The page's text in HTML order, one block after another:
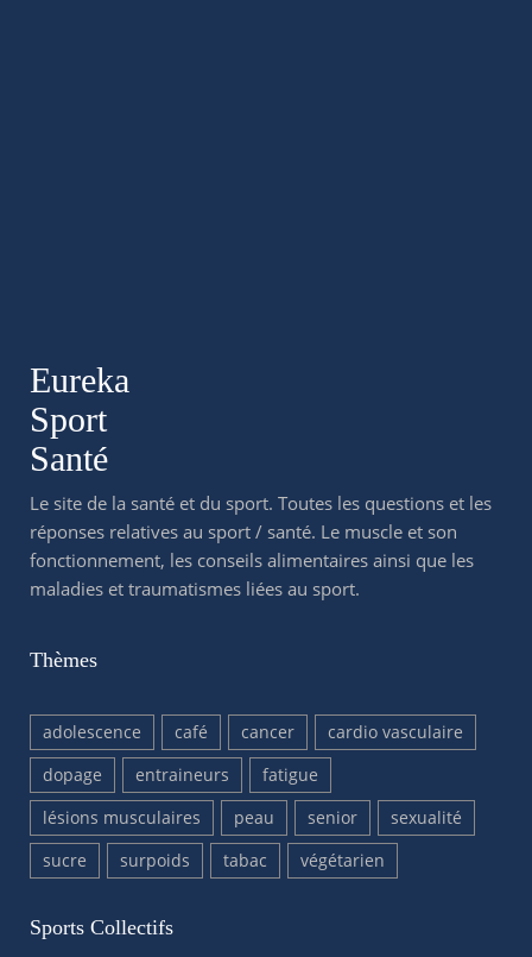
Eureka
Sport
Santé
Le site de la santé et du sport. Toutes les questions et les
réponses relatives au sport / santé. Le muscle et son
fonctionnement, les conseils alimentaires ainsi que les
maladies et traumatismes liées au sport.
Thèmes
adolescence café cancer
cardio vasculaire
dopage
entraineurs
fatigue
lésions musculaires
peau senior
sexualité
sucre
surpoids tabac végétarien
Sports Collectifs